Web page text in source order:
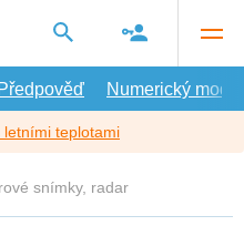
Předpověď Numerický model
letními teplotami
snímky, radar